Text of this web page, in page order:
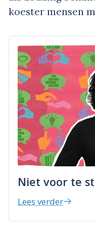
koester mensen
Niet voor te
Lees verder